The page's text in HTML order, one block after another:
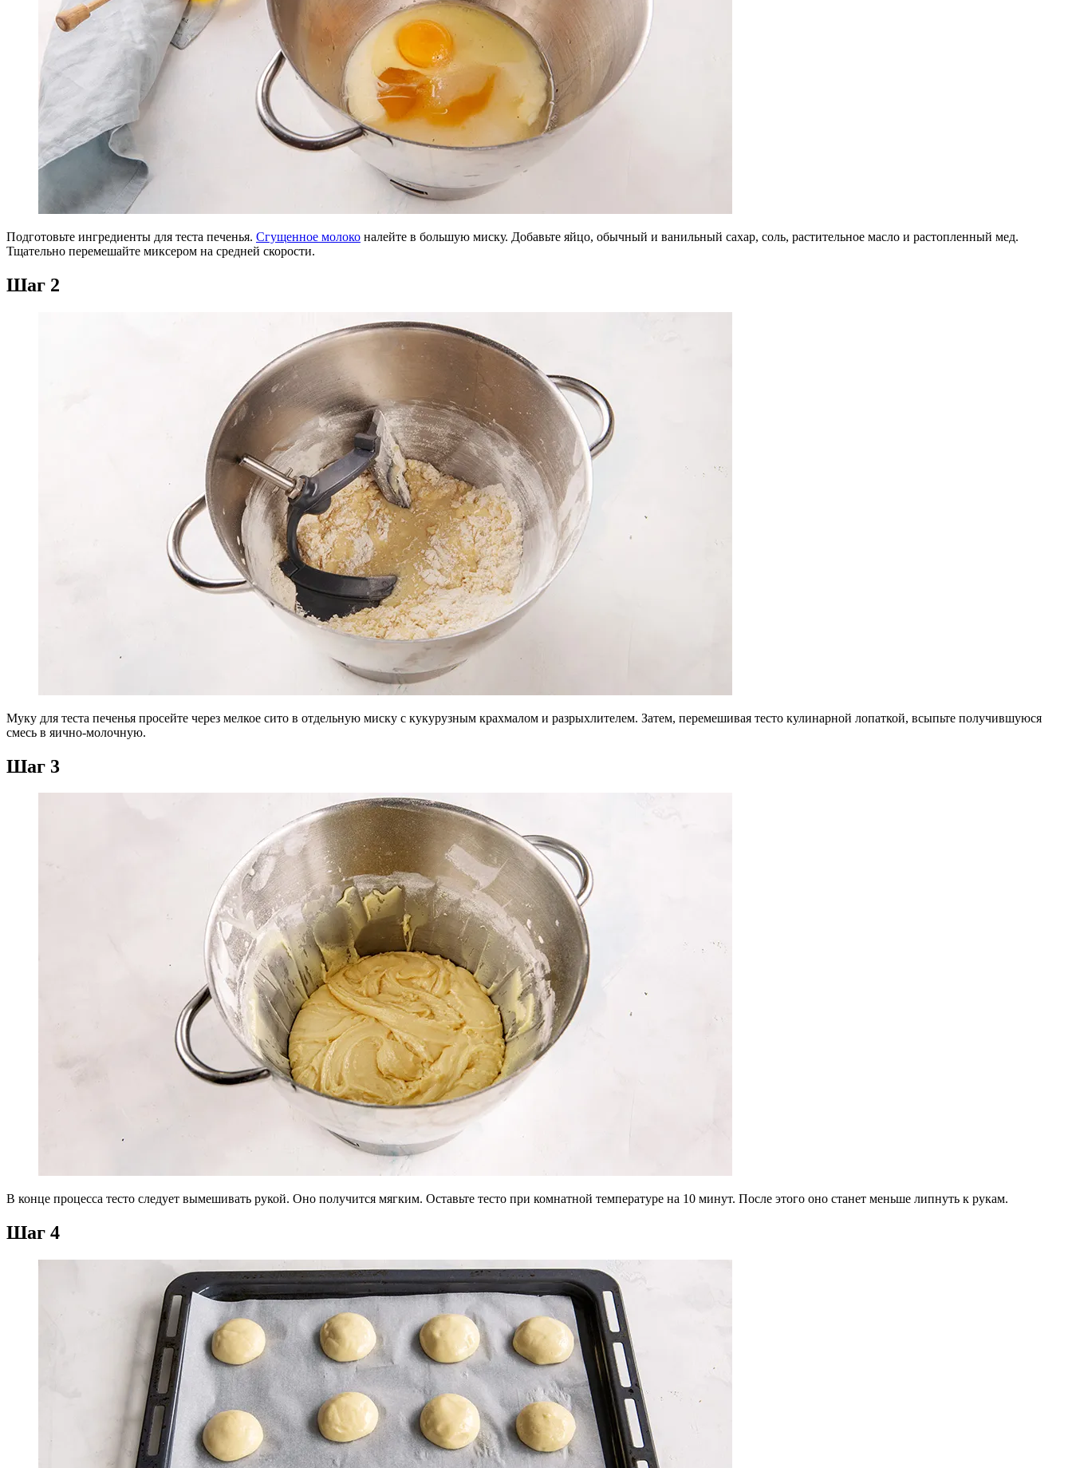
Подготовьте ингредиенты для теста печенья. Сгущенное молоко налейте в большую миску. Добавьте яйцо, обычный и ванильный сахар, соль, растительное масло и растопленный мед.
Тщательно перемешайте миксером на средней скорости.
Шаг 2
Муку для теста печенья просейте через мелкое сито в отдельную миску с кукурузным крахмалом и разрыхлителем. Затем, перемешивая тесто кулинарной лопаткой, всыпьте получившуюся
смесь в яично-молочную.
Шаг 3
В конце процесса тесто следует вымешивать рукой. Оно получится мягким. Оставьте тесто при комнатной температуре на 10 минут. После этого оно станет меньше липнуть к рукам.
Шаг 4